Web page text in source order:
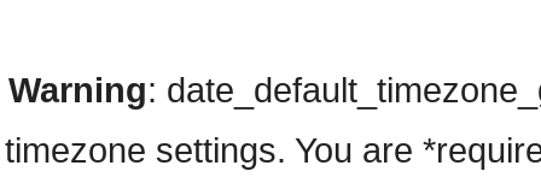
Warning:
timezone settings. You are